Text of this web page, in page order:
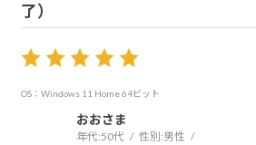
了）
OS：Windows 11 Home 64ビット
おおさま
年代:50代 性別:男性